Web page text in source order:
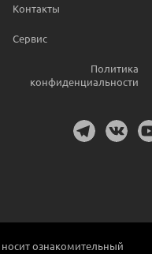
Контакты
Сервис
Политика
конфиденциальности
носит ознакомительный